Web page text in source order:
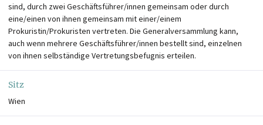
sind, durch zwei Geschäftsführer/innen gemeinsam oder durch
eine/einen von ihnen gemeinsam mit einer/einem
Prokuristin/Prokuristen vertreten. Die Generalversammlung kann,
auch wenn mehrere Geschäftsführer/innen bestellt sind, einzelnen
von ihnen selbständige Vertretungsbefugnis erteilen.
Sitz
Wien